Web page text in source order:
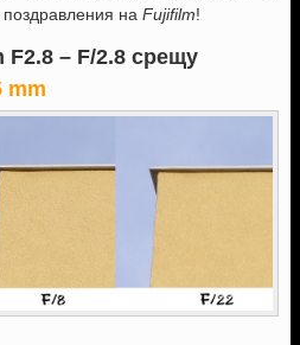
поздравления на Fujifilm!
F2.8 – F/2.8 срещу
mm